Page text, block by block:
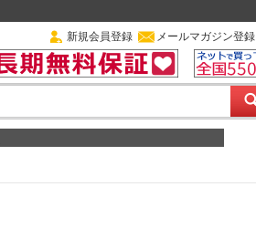
新規会員登録 メールマガジン登録